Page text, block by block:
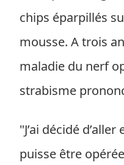
chips éparpillés
mousse. A trois
maladie du nerf
strabisme
"J’ai décidé
puisse être